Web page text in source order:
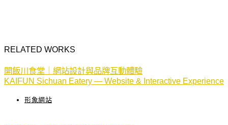
RELATED WORKS
開飯川食堂｜網站設計與品牌互動體驗
KAIFUN Sichuan Eatery — Website & Interactive Experience
形象網站